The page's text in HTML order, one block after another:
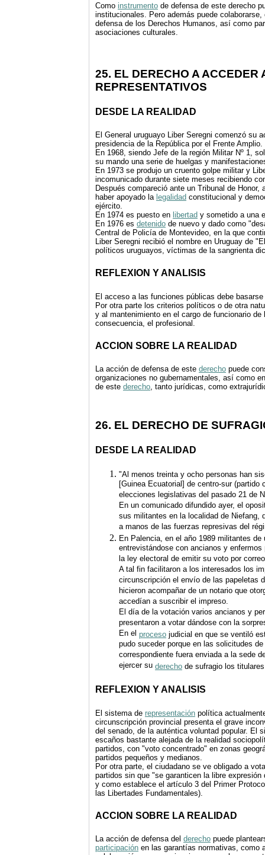
Como instrumento de defensa de este derecho
institucionales. Pero además puede
defensa de los Derechos Humanos, así como
asociaciones culturales.
25. EL DERECHO A
REPRESENTATIVOS
DESDE LA REALIDAD
El General uruguayo Liber Seregni comenzó su
presidencia de la República por el Frente Amplio.
En 1968, siendo Jefe de la región Militar Nº 1,
su mando una serie de huelgas y
En 1973 se produjo un cruento golpe militar y
incomunicado durante siete meses recibiendo
Después compareció ante un Tribunal de
haber apoyado la legalidad constitucional y
ejército.
En 1974 es puesto en libertad y sometido a una
En 1976 es detenido de nuevo y dado como
Central de Policía de Montevideo, en la que
Liber Seregni recibió el nombre en Uruguay de
políticos uruguayos, víctimas de la sangrienta
REFLEXION Y ANALISIS
El acceso a las funciones públicas debe
Por otra parte los criterios políticos o de otra
y al mantenimiento en el cargo de funcionario
consecuencia, el profesional.
ACCION SOBRE LA REALIDAD
La acción de defensa de este derecho puede
organizaciones no gubernamentales, así como
de este derecho , tanto jurídicas, como
26. EL DERECHO DE
DESDE LA REALIDAD
"Al menos treinta y ocho personas han
[Guinea Ecuatorial] de centro-sur
elecciones legislativas del pasado 21 de
En un comunicado difundido ayer, el
sus militantes en la localidad de Niefang,
a manos de las fuerzas represivas del
En Palencia, en el año 1989 militantes
entrevistándose con ancianos y
la ley electoral de emitir su voto por
A tal fin facilitaron a los interesados los
circunscripción el envío de las papeletas
hicieron acompañar de un notario que
accedían a suscribir el impreso.
El día de la votación varios ancianos y
presentaron a votar dándose con la
En el proceso judicial en que se ventiló
pudo suceder porque en las solicitudes
correspondiente fuera enviada a la sede
ejercer su derecho de sufragio los
REFLEXION Y ANALISIS
El sistema de representación política
circunscripción provincial presenta el grave
del senado, de la auténtica voluntad popular. El
escaños bastante alejada de la realidad
partidos, con "voto concentrado" en zonas
partidos pequeños y medianos.
Por otra parte, el ciudadano se ve obligado a
partidos sin que "se garanticen la libre
y como establece el artículo 3 del Primer
las Libertades Fundamentales).
ACCION SOBRE LA REALIDAD
La acción de defensa del derecho puede
participación en las garantías normativas, como